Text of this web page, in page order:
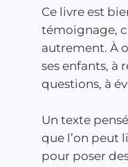
Ce livre est
témoignage,
autrement. À
ses enfants, à
questions, à
Un texte
que l’on peut
pour poser